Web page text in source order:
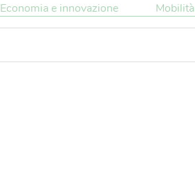
Economia e innovazione